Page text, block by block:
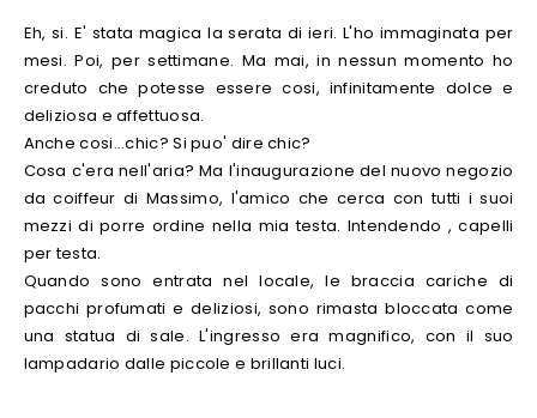
Eh, si. E' stata magica la serata di ieri. L'ho immaginata per
mesi. Poi, per settimane. Ma mai, in nessun momento ho
creduto che potesse essere cosi, infinitamente dolce e
deliziosa e affettuosa.
Anche cosi...chic? Si puo' dire chic?
Cosa c'era nell'aria? Ma l'inaugurazione del nuovo negozio
da coiffeur di Massimo, l'amico che cerca con tutti i suoi
mezzi di porre ordine nella mia testa. Intendendo , capelli
per testa.
Quando sono entrata nel locale, le braccia cariche di
pacchi profumati e deliziosi, sono rimasta bloccata come
una statua di sale. L'ingresso era magnifico, con il suo
lampadario dalle piccole e brillanti luci.